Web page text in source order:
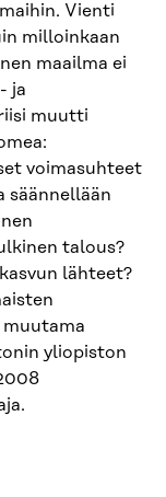
Vienti
milloinkaan
maailma ei
ja
muutti
voimasuhteet
säännellään
talous?
lähteet?
yliopiston